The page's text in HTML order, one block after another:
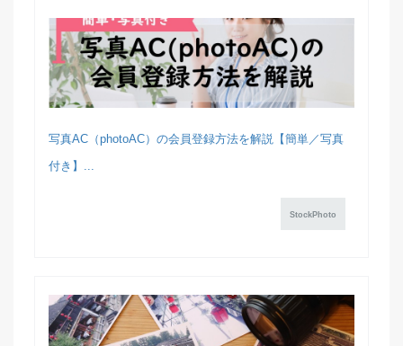
写真AC（photoAC）の会員登録方法を解説【簡単／写真
付き】...
StockPhoto